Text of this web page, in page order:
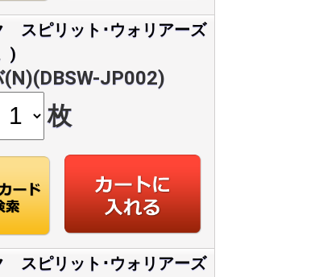
スピリット･ウォリアーズ
)
JP002)
枚
スピリット･ウォリアーズ